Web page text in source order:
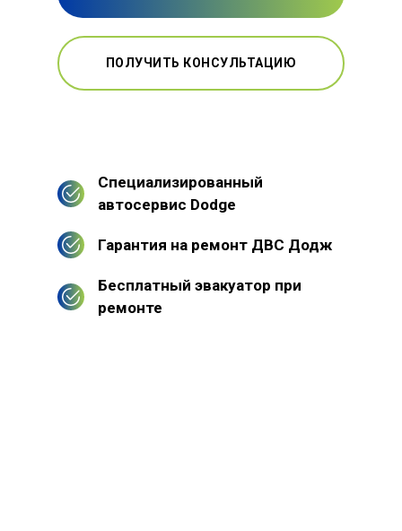
ПОЛУЧИТЬ КОНСУЛЬТАЦИЮ
Специализированный
автосервис Dodge
Гарантия на ремонт ДВС Додж
Бесплатный эвакуатор при
ремонте